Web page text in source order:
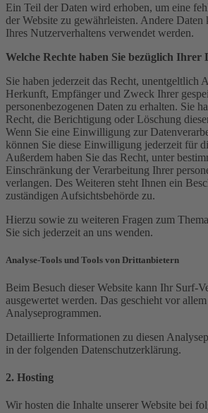
Ein Teil der Daten wird erhoben, um eine
der Website zu gewährleisten. Andere
Ihres Nutzerverhaltens verwendet werden.
Welche Rechte haben Sie bezüglich Ihrer
Sie haben jederzeit das Recht, unentgeltlich
Herkunft, Empfänger und Zweck Ihrer
personenbezogenen Daten zu erhalten. Sie
Recht, die Berichtigung oder Löschung
Wenn Sie eine Einwilligung zur
können Sie diese Einwilligung jederzeit für
Außerdem haben Sie das Recht, unter
Einschränkung der Verarbeitung Ihrer
verlangen. Des Weiteren steht Ihnen ein
zuständigen Aufsichtsbehörde zu.
Hierzu sowie zu weiteren Fragen zum
Sie sich jederzeit an uns wenden.
Analyse-Tools und Tools von Dritt­anbietern
Beim Besuch dieser Website kann Ihr Surf-
ausgewertet werden. Das geschieht vor
Analyseprogrammen.
Detaillierte Informationen zu diesen
in der folgenden Datenschutzerklärung.
2. Hosting
Wir hosten die Inhalte unserer Website bei